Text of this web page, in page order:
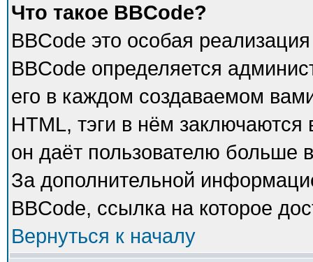
Что такое BBCode?
BBCode это особая
BBCode определяется
его в каждом создаваемом
HTML, тэги в нём
он даёт пользователю больше
За дополнительной
BBCode, ссылка на которое
Вернуться к началу